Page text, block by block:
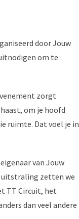
door Jouw
om te
zorgt
om je hoofd
ruimte. Dat voel je in
van Jouw
uitstraling zetten we
TT Circuit, het
dan veel andere